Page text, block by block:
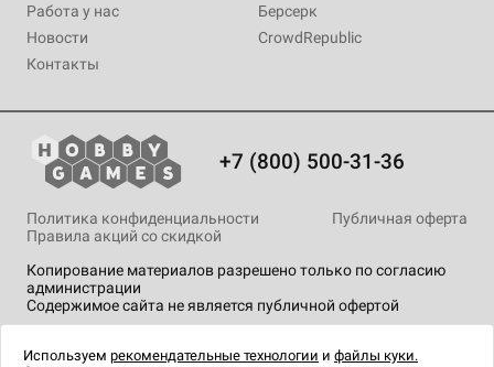
Работа у нас
Новости
Контакты
Берсерк
CrowdRepublic
+7 (800) 500-31-36
Копирование материалов разрешено только по согласию
администрации
Содержимое сайта не является публичной офертой
Политика конфиденциальности
Публичная оферта
Правила акций со скидкой
технологии .
Используем рекомендательные технологии и файлы куки.